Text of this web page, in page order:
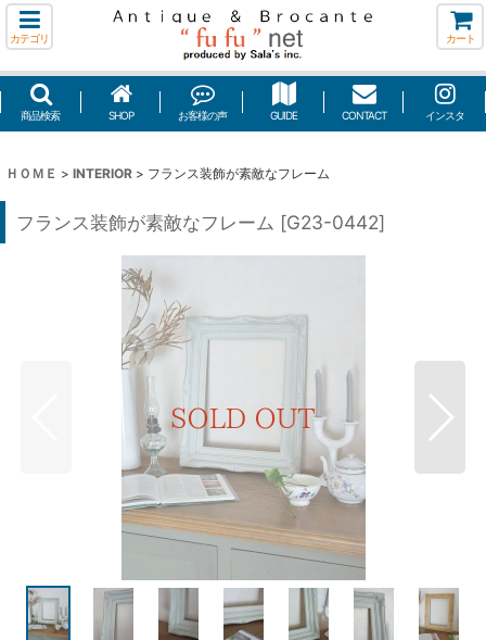
カテゴリ カート
商品検索 SHOP お客様の声 GUIDE CONTACT インスタ
ＨＯＭＥ > INTERIOR > フランス装飾が素敵なフレーム
フランス装飾が素敵なフレーム [G23-0442]